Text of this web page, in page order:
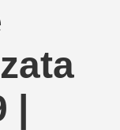
|